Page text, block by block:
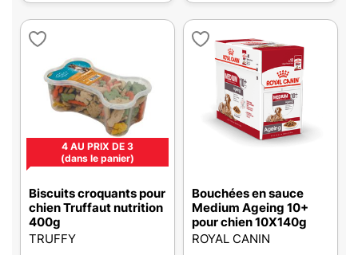
4 AU PRIX DE 3
(dans le panier)
Biscuits croquants pour
chien Truffaut nutrition
400g
TRUFFY
Bouchées en sauce
Medium Ageing 10+
pour chien 10X140g
ROYAL CANIN